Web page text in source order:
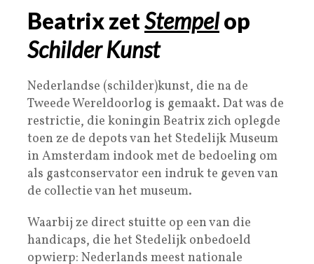
Beatrix zetStempelop
Schilder Kunst
Nederlandse (schilder)kunst, die na de
Tweede Wereldoorlog is gemaakt. Dat was de
restrictie, die koningin Beatrix zich oplegde
toen ze de depots van het Stedelijk Museum
in Amsterdam indook met de bedoeling om
als gastconservator een indruk te geven van
de collectie van het museum.
Waarbij ze direct stuitte op een van die
handicaps, die het Stedelijk onbedoeld
opwierp: Nederlands meest nationale